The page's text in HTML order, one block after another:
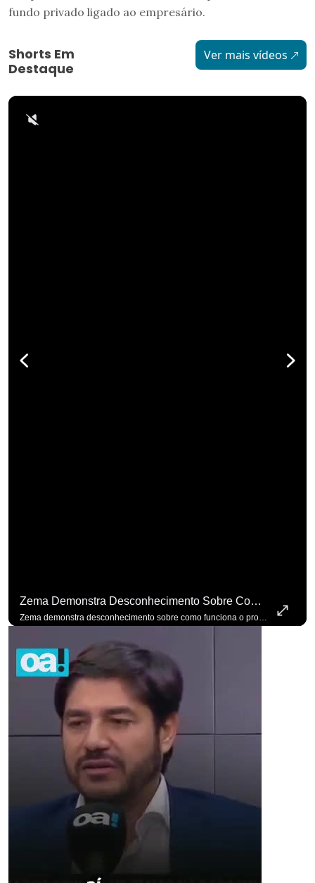
fundo privado ligado ao empresário.
Shorts Em
Destaque
Ver mais vídeos
Zema Demonstra Desconhecimento Sobre Como Funciona O Processo De Mudança Das Leis. #OAntagonista
Zema demonstra desconhecimento sobre como funciona o processo de mudança das leis. #OAntagonista Se você busca informação com credibilidade, inscreva-se agora e ative o